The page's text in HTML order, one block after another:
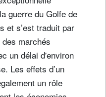
guerre du Golfe de
et s’est traduit par
marchés
un délai d'environ
Les effets d’un
un rôle